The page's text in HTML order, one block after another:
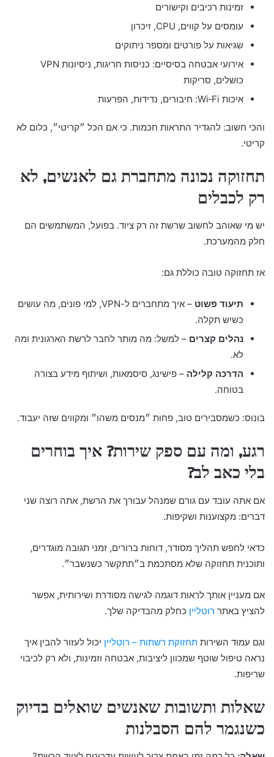
זמינות רכיבים וקישורים
עומסים על קווים, CPU, זיכרון
שגיאות על פורטים ומספר ניתוקים
אירועי אבטחה בסיסיים: כניסות חריגות, ניסיונות VPN
כושלים, סריקות
איכות Wi‑Fi: חיבורים, נדידות, הפרעות
והכי חשוב: להגדיר התראות חכמות. כי אם הכל ״קריטי״, כלום לא
קריטי.
תחזוקה נכונה מתחברת גם לאנשים, לא
רק לכבלים
יש מי שאוהב לחשוב שרשת זה רק ציוד. בפועל, המשתמשים הם
חלק מהמערכת.
אז תחזוקה טובה כוללת גם:
תיעוד פשוט
– איך מתחברים ל-VPN, למי פונים, מה עושים
כשיש תקלה.
נהלים קצרים – למשל: מה מותר לחבר לרשת הארגונית ומה
לא.
הדרכה קלילה – פישינג, סיסמאות, ושיתוף מידע בצורה
בטוחה.
בונוס: כשמסבירים טוב, פחות ״מנסים משהו״ ומקווים שזה יעבוד.
רגע, ומה עם ספק שירות? איך בוחרים
בלי כאב לב?
אם אתה עובד עם גורם שמנהל עבורך את הרשת, אתה רוצה שני
דברים: מקצוענות ושקיפות.
כדאי לחפש תהליך מסודר, דוחות ברורים, זמני תגובה מוגדרים,
ותוכנית תחזוקה שלא מסתכמת ב״תתקשר כשנשבר״.
אם מעניין אותך לראות דוגמה לגישה מסודרת ושירותית, אפשר
להציץ באתר רוטליין כחלק מהבדיקה שלך.
וגם עמוד השירות תחזוקת רשתות – רוטליין יכול לעזור להבין איך
נראה טיפול שוטף שמכוון ליציבות, אבטחה וזמינות, ולא רק לכיבוי
שריפות.
שאלות ותשובות שאנשים שואלים בדיוק
כשנגמר להם הסבלנות